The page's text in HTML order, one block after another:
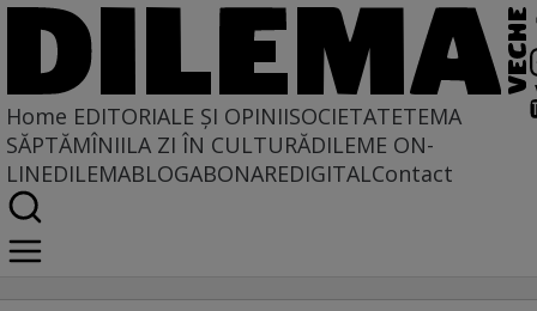
Home EDITORIALE ȘI OPINIISOCIETATETEMA
SĂPTĂMÎNIILA ZI ÎN CULTURĂDILEME ON-
LINEDILEMABLOGABONAREDIGITALContact
o-ce-vestigii-minunate